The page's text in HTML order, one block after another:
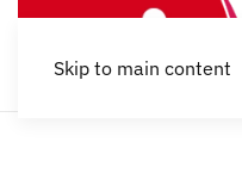
Skip to main content